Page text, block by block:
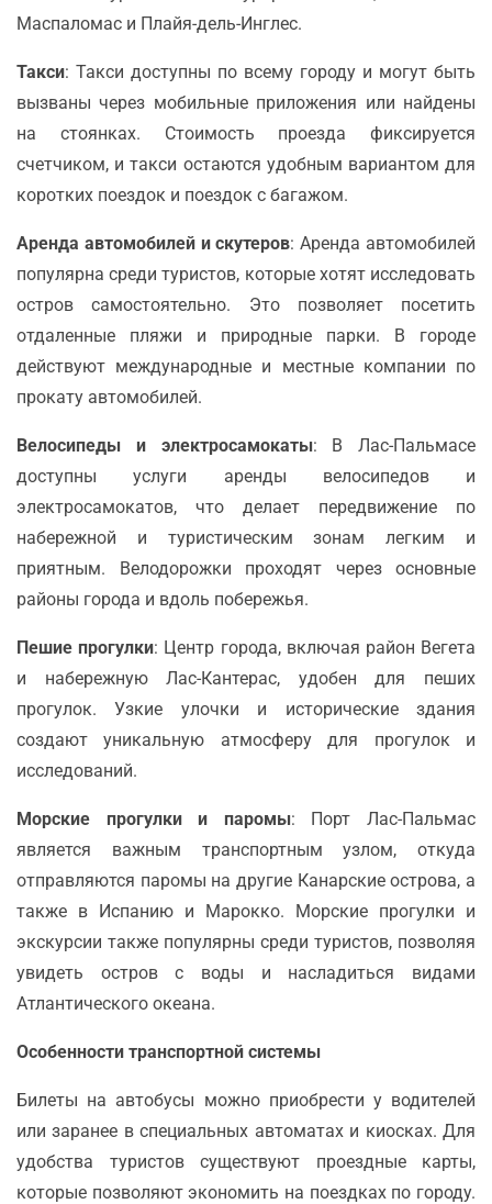
Маспаломас и Плайя-дель-Инглес.
Такси: Такси доступны по всему городу и могут быть
вызваны через мобильные приложения или найдены
на стоянках. Стоимость проезда фиксируется
счетчиком, и такси остаются удобным вариантом для
коротких поездок и поездок с багажом.
Аренда автомобилей и скутеров: Аренда автомобилей
популярна среди туристов, которые хотят исследовать
остров самостоятельно. Это позволяет посетить
отдаленные пляжи и природные парки. В городе
действуют международные и местные компании по
прокату автомобилей.
Велосипеды и электросамокаты: В Лас-Пальмасе
доступны услуги аренды велосипедов и
электросамокатов, что делает передвижение по
набережной и туристическим зонам легким и
приятным. Велодорожки проходят через основные
районы города и вдоль побережья.
Пешие прогулки: Центр города, включая район Вегета
и набережную Лас-Кантерас, удобен для пеших
прогулок. Узкие улочки и исторические здания
создают уникальную атмосферу для прогулок и
исследований.
Морские прогулки и паромы: Порт Лас-Пальмас
является важным транспортным узлом, откуда
отправляются паромы на другие Канарские острова, а
также в Испанию и Марокко. Морские прогулки и
экскурсии также популярны среди туристов, позволяя
увидеть остров с воды и насладиться видами
Атлантического океана.
Особенности транспортной системы
Билеты на автобусы можно приобрести у водителей
или заранее в специальных автоматах и киосках. Для
удобства туристов существуют проездные карты,
которые позволяют экономить на поездках по городу.